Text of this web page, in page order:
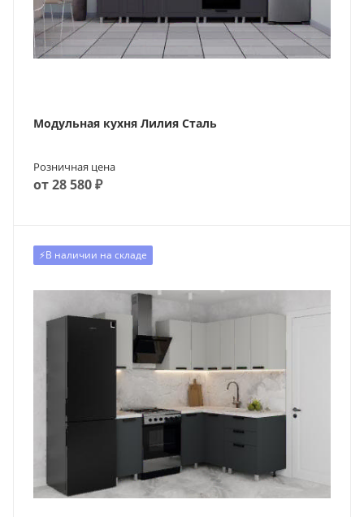
Модульная кухня Лилия Сталь
Розничная цена
от 28 580 ₽
⚡️В наличии на складе